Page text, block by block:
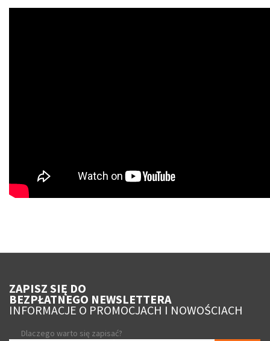
ZAPISZ SIĘ DO
BEZPŁATNEGO NEWSLETTERA
INFORMACJE O PROMOCJACH I NOWOŚCIACH
Dlaczego warto się zapisać?